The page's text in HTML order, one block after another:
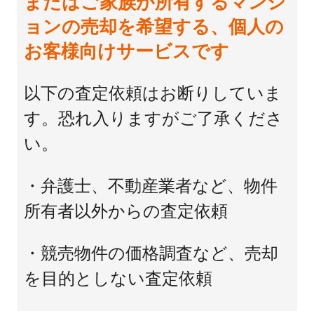
ョンの売却を希望する、個人の
お客様向けサービスです
以下の査定依頼はお断りしていま
す。恐れ入りますがご了承くださ
い。
・弁護士、不動産業者など、物件
所有者以外からの査定依頼
・競売物件の価格調査など、売却
を目的としない査定依頼